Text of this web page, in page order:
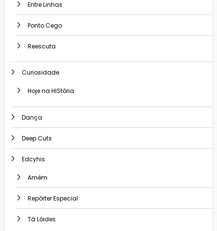
Entre Linhas
Ponto Cego
Reescuta
Curiosidade
Hoje na HIStória
Dança
Deep Cuts
Edcyhis
Amém
Repórter Especial
Tá Lóides